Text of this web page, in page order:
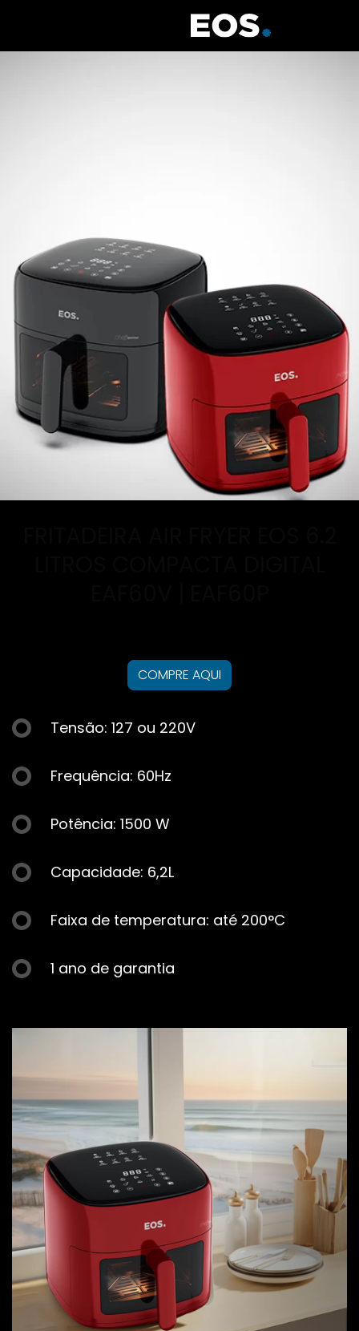
COMPRE AQUI
Tensão: 127 ou 220V
Frequência: 60Hz
Potência: 1500 W
Capacidade: 6,2L
Faixa de temperatura: até 200°C
1 ano de garantia